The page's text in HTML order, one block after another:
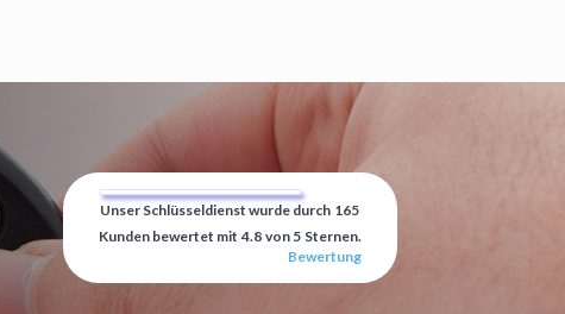
Unser Schlüsseldienst wurde durch 165
Kunden bewertet mit 4.8 von 5 Sternen.
Bewertung